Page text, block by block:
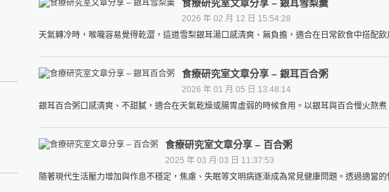
食療研究室文章分享 – 銀耳雪梨羹
2026 年 02 月 12 日 15:54:28
天氣轉冷時，喉嚨容易覺得乾澀，這道雪梨銀耳湯口感清爽、無負擔，適合在日常飲食中搭配
食療研究室文章分享 – 銀耳百合粥
2026 年 01 月 05 日 13:48:14
銀耳百合粥口感清爽、不甜膩，適合在天氣乾燥或腸胃虛弱的時候食用。以銀耳與百合慢火熬
食療研究室文章分享 – 百合粥
2025 年 03 月 03 日 11:37:53
隨著現代生活壓力增加與作息不穩定，焦慮、失眠等文明病逐漸成為常見健康問題。透過適當